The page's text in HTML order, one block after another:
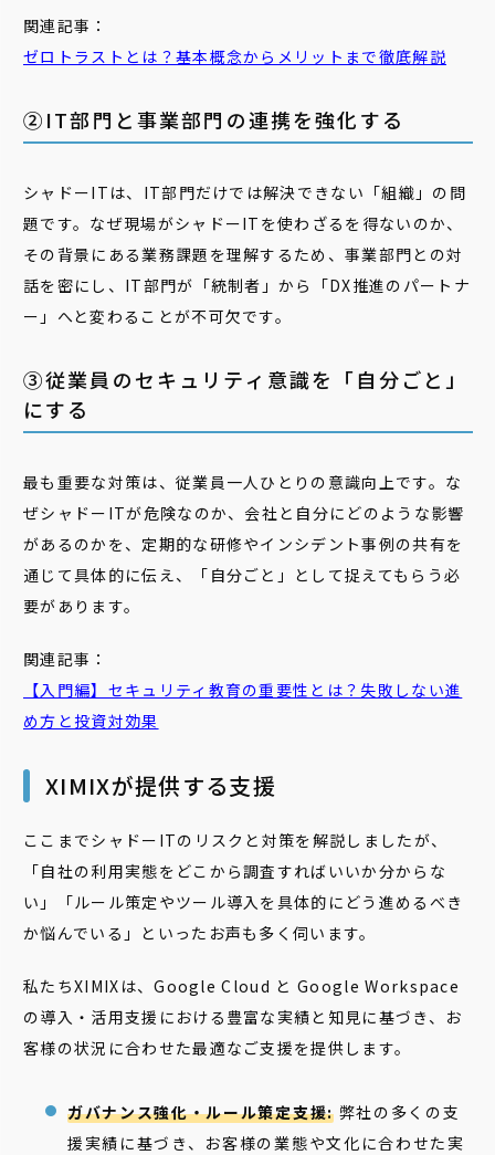
関連記事：
ゼロトラストとは？基本概念からメリットまで徹底解説
②IT部門と事業部門の連携を強化する
シャドーITは、IT部門だけでは解決できない「組織」の問
題です。なぜ現場がシャドーITを使わざるを得ないのか、
その背景にある業務課題を理解するため、事業部門との対
話を密にし、IT部門が「統制者」から「DX推進のパートナ
ー」へと変わることが不可欠です。
③従業員のセキュリティ意識を「自分ごと」
にする
最も重要な対策は、従業員一人ひとりの意識向上です。な
ぜシャドーITが危険なのか、会社と自分にどのような影響
があるのかを、定期的な研修やインシデント事例の共有を
通じて具体的に伝え、「自分ごと」として捉えてもらう必
要があります。
関連記事：
【入門編】セキュリティ教育の重要性とは？失敗しない進
め方と投資対効果
XIMIXが提供する支援
ここまでシャドーITのリスクと対策を解説しましたが、
「自社の利用実態をどこから調査すればいいか分からな
い」「ルール策定やツール導入を具体的にどう進めるべき
か悩んでいる」といったお声も多く伺います。
私たちXIMIXは、Google Cloud と Google Workspace
の導入・活用支援における豊富な実績と知見に基づき、お
客様の状況に合わせた最適なご支援を提供します。
ガバナンス強化・ルール策定支援:弊社の多くの支
援実績に基づき、お客様の業態や文化に合わせた実